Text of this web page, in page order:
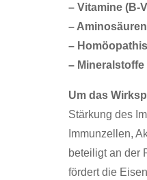
– Vitamine (B-
– Aminosäuren
–
– Mineralstoffe
Um das
Stärkung des
Immunzellen,
beteiligt an der
fördert die